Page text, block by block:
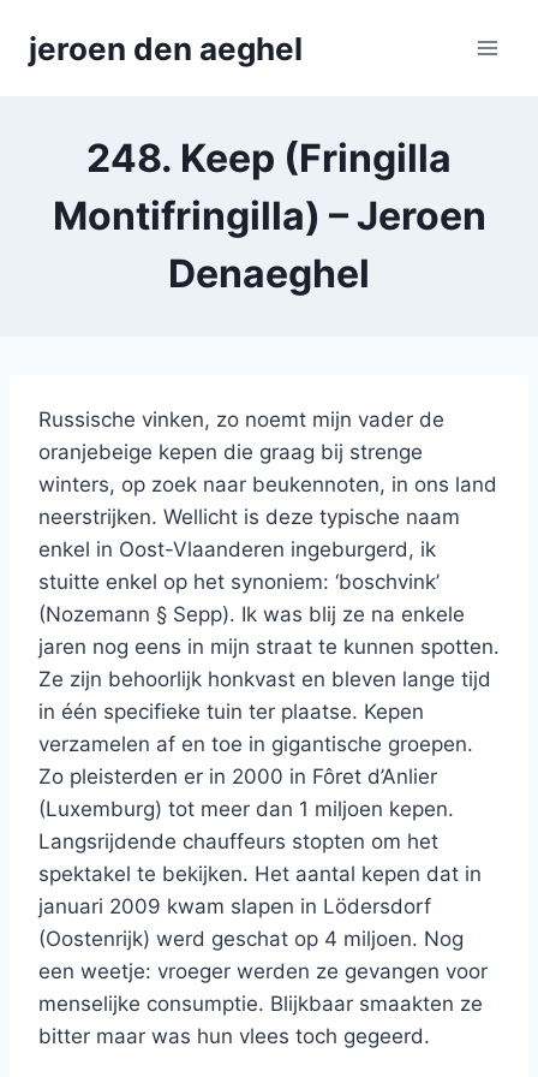
jeroen den aeghel
248. Keep (Fringilla
Montifringilla) – Jeroen
Denaeghel
Russische vinken, zo noemt mijn vader de
oranjebeige kepen die graag bij strenge
winters, op zoek naar beukennoten, in ons land
neerstrijken. Wellicht is deze typische naam
enkel in Oost-Vlaanderen ingeburgerd, ik
stuitte enkel op het synoniem: ‘boschvink’
(Nozemann § Sepp). Ik was blij ze na enkele
jaren nog eens in mijn straat te kunnen spotten.
Ze zijn behoorlijk honkvast en bleven lange tijd
in één specifieke tuin ter plaatse. Kepen
verzamelen af en toe in gigantische groepen.
Zo pleisterden er in 2000 in Fôret d’Anlier
(Luxemburg) tot meer dan 1 miljoen kepen.
Langsrijdende chauffeurs stopten om het
spektakel te bekijken. Het aantal kepen dat in
januari 2009 kwam slapen in Lödersdorf
(Oostenrijk) werd geschat op 4 miljoen. Nog
een weetje: vroeger werden ze gevangen voor
menselijke consumptie. Blijkbaar smaakten ze
bitter maar was hun vlees toch gegeerd.